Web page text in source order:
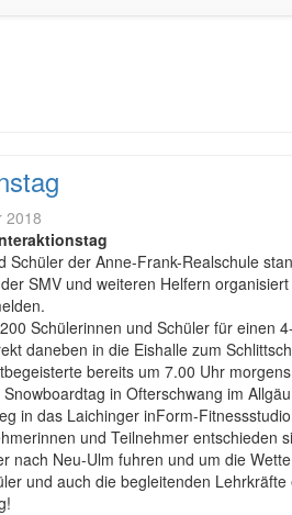
2018
Schüler der Anne-Frank-Realschule
SMV und weiteren Helfern
Schülerinnen und Schüler für einen
daneben in die Eishalle zum
bereits um 7.00 Uhr
in Ofterschwang im
in das Laichinger inForm-
und Teilnehmer entschieden
nach Neu-Ulm fuhren und um die
und auch die begleitenden